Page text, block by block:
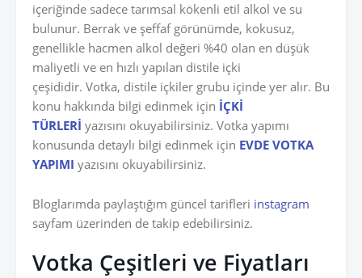
içeriğinde sadece tarımsal kökenli etil alkol ve su
bulunur. Berrak ve şeffaf görünümde, kokusuz,
genellikle hacmen alkol değeri %40 olan en düşük
maliyetli ve en hızlı yapılan distile içki
çeşididir. Votka, distile içkiler grubu içinde yer alır. Bu
konu hakkında bilgi edinmek için İÇKİ
TÜRLERİ yazısını okuyabilirsiniz. Votka yapımı
konusunda detaylı bilgi edinmek için EVDE VOTKA
YAPIMI yazısını okuyabilirsiniz.
Bloglarımda paylaştığım güncel tarifleri instagram
sayfam üzerinden de takip edebilirsiniz.
Votka Çeşitleri ve Fiyatları